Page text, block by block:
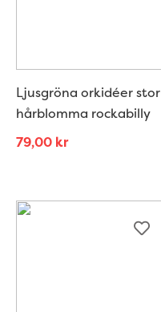
Ljusgröna orkidéer stor
hårblomma rockabilly
79,00 kr